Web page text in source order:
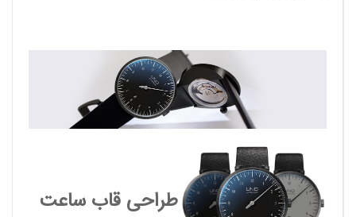
طراحی قاب ساعت